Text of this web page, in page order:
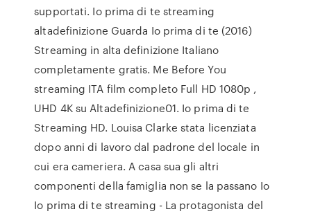
supportati. Io prima di te streaming
altadefinizione Guarda Io prima di te (2016)
Streaming in alta definizione Italiano
completamente gratis. Me Before You
streaming ITA film completo Full HD 1080p ,
UHD 4K su Altadefinizione01. Io prima di te
Streaming HD. Louisa Clarke stata licenziata
dopo anni di lavoro dal padrone del locale in
cui era cameriera. A casa sua gli altri
componenti della famiglia non se la passano Io
Io prima di te streaming - La protagonista del